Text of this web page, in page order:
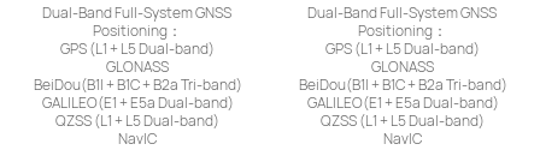
Dual-Band Full-System GNSS
Positioning：
GPS (L1 + L5 Dual-band)
GLONASS
BeiDou(B1I + B1C + B2a Tri-band)
GALILEO(E1 + E5a Dual-band)
QZSS (L1 + L5 Dual-band)
NavIC
Dual-Band Full-System GNSS
Positioning：
GPS (L1 + L5 Dual-band)
GLONASS
BeiDou(B1I + B1C + B2a Tri-band)
GALILEO(E1 + E5a Dual-band)
QZSS (L1 + L5 Dual-band)
NavIC